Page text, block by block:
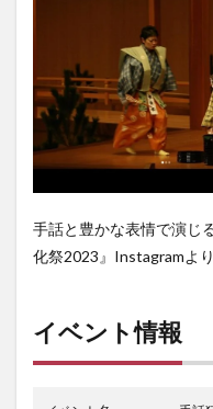
手話と豊かな表情で演じ
化祭2023』Instagramより
イベント情報